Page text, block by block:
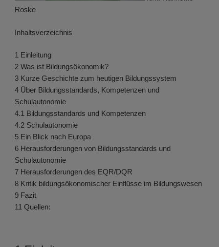
Roske
Inhaltsverzeichnis
1 Einleitung
2 Was ist Bildungsökonomik?
3 Kurze Geschichte zum heutigen Bildungssystem
4 Über Bildungsstandards, Kompetenzen und
Schulautonomie
4.1 Bildungsstandards und Kompetenzen
4.2 Schulautonomie
5 Ein Blick nach Europa
6 Herausforderungen von Bildungsstandards und
Schulautonomie
7 Herausforderungen des EQR/DQR
8 Kritik bildungsökonomischer Einflüsse im Bildungswesen
9 Fazit
11 Quellen: